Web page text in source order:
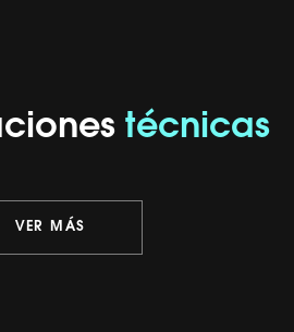
técnicas
VER MÁS